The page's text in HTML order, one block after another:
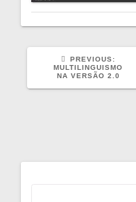
PREVIOUS:
POST:
MULTILINGUISMO
NA VERSÃO 2.0